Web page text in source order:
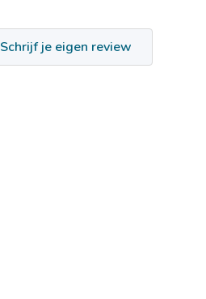
Schrijf je eigen review